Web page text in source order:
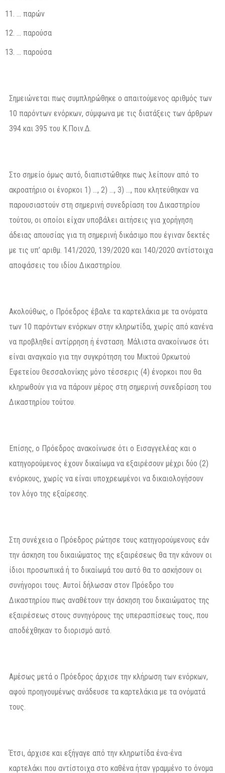
… παρών
… παρούσα
… παρούσα
Σημειώνεται πως συμπληρώθηκε ο απαιτούμενος αριθμός των
10 παρόντων ενόρκων, σύμφωνα με τις διατάξεις των άρθρων
394 και 395 του Κ.Ποιν.Δ.
Στο σημείο όμως αυτό, διαπιστώθηκε πως λείπουν από το
ακροατήριο οι ένορκοι 1) …, 2) …, 3) …, που κλητεύθηκαν να
παρουσιαστούν στη σημερινή συνεδρίαση του Δικαστηρίου
τούτου, οι οποίοι είχαν υποβάλει αιτήσεις για χορήγηση
άδειας απουσίας για τη σημερινή δικάσιμο που έγιναν δεκτές
με τις υπ’ αριθμ. 141/2020, 139/2020 και 140/2020 αντίστοιχα
αποφάσεις του ιδίου Δικαστηρίου.
Ακολούθως, ο Πρόεδρος έβαλε τα καρτελάκια με τα ονόματα
των 10 παρόντων ενόρκων στην κληρωτίδα, χωρίς από κανένα
να προβληθεί αντίρρηση ή ένσταση. Μάλιστα ανακοίνωσε ότι
είναι αναγκαίο για την συγκρότηση του Μικτού Ορκωτού
Εφετείου Θεσσαλονίκης μόνο τέσσερις (4) ένορκοι που θα
κληρωθούν για να πάρουν μέρος στη σημερινή συνεδρίαση του
Δικαστηρίου τούτου.
Επίσης, ο Πρόεδρος ανακοίνωσε ότι ο Εισαγγελέας και ο
κατηγορούμενος έχουν δικαίωμα να εξαιρέσουν μέχρι δύο (2)
ενόρκους, χωρίς να είναι υποχρεωμένοι να δικαιολογήσουν
τον λόγο της εξαίρεσης.
Στη συνέχεια ο Πρόεδρος ρώτησε τους κατηγορούμενους εάν
την άσκηση του δικαιώματος της εξαιρέσεως θα την κάνουν οι
ίδιοι προσωπικά ή το δικαίωμά του αυτό θα το ασκήσουν οι
συνήγοροι τους. Αυτοί δήλωσαν στον Πρόεδρο του
Δικαστηρίου πως αναθέτουν την άσκηση του δικαιώματος της
εξαιρέσεως στους συνηγόρους της υπερασπίσεως τους, που
αποδέχθηκαν το διορισμό αυτό.
Αμέσως μετά ο Πρόεδρος άρχισε την κλήρωση των ενόρκων,
αφού προηγουμένως ανάδευσε τα καρτελάκια με τα ονόματά
τους.
Έτσι, άρχισε και εξήγαγε από την κληρωτίδα ένα-ένα
καρτελάκι που αντίστοιχα στο καθένα ήταν γραμμένο το όνομα